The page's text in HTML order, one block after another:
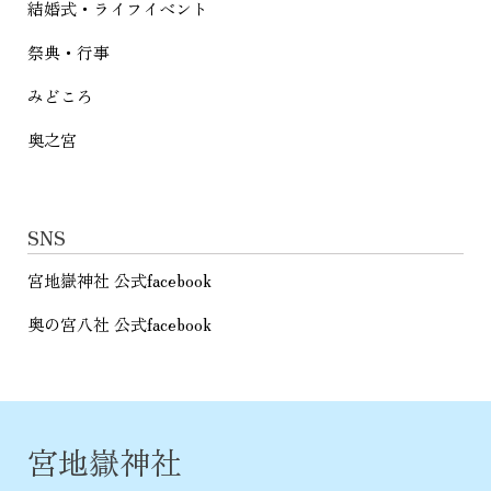
結婚式・ライフイベント
祭典・行事
みどころ
奥之宮
SNS
宮地嶽神社 公式facebook
奥の宮八社 公式facebook
宮地嶽神社